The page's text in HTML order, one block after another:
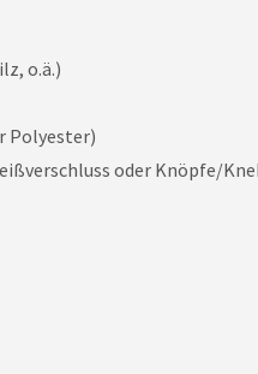
o.ä.)
Polyester)
oder Knöpfe/